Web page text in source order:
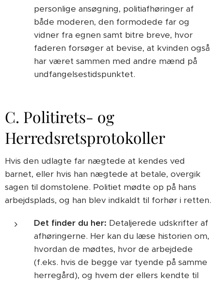
personlige ansøgning, politiafhøringer af
både moderen, den formodede far og
vidner fra egnen samt bitre breve, hvor
faderen forsøger at bevise, at kvinden også
har været sammen med andre mænd på
undfangelsestidspunktet.
C. Politirets- og
Herredsretsprotokoller
Hvis den udlagte far nægtede at kendes ved
barnet, eller hvis han nægtede at betale, overgik
sagen til domstolene. Politiet mødte op på hans
arbejdsplads, og han blev indkaldt til forhør i retten.
Det finder du her: Detaljerede udskrifter af
afhøringerne. Her kan du læse historien om,
hvordan de mødtes, hvor de arbejdede
(f.eks. hvis de begge var tyende på samme
herregård), og hvem der ellers kendte til